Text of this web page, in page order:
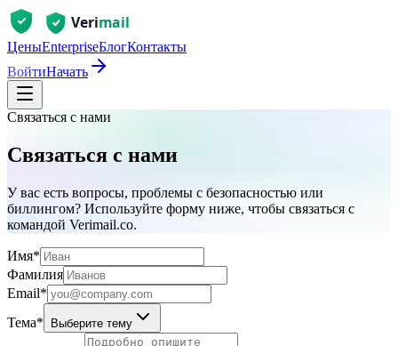
ЦеныEnterpriseБлогКонтакты
ВойтиНачать
Связаться с нами
Связаться с нами
У вас есть вопросы, проблемы с безопасностью или
биллингом? Используйте форму ниже, чтобы связаться с
командой Verimail.co.
Имя*
Фамилия
Email*
Тема* Выберите тему